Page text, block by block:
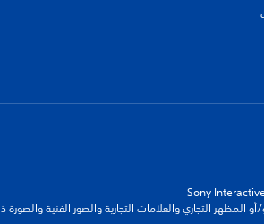
أو المظهر التجاري والعلامات التجارية والصور الفنية